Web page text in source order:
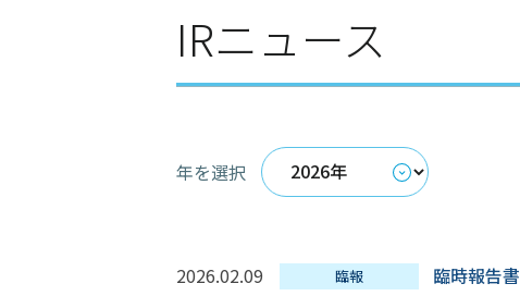
IRニュース
年を選択
2026.02.09 臨報 臨時報告書